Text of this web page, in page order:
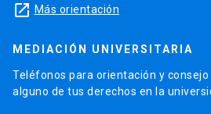
launch Más orientación
MEDIACIÓN UNIVERSITARIA
Teléfonos para orientación y consejo
alguno de tus derechos en la